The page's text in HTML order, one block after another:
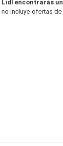
Lidl encontrarás
incluye ofertas